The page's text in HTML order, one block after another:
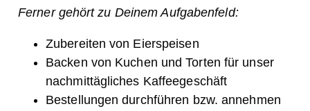
Ferner gehört zu Deinem Aufgabenfeld:
Zubereiten von Eierspeisen
Backen von Kuchen und Torten für unser
nachmittägliches Kaffeegeschäft
Bestellungen durchführen bzw. annehmen